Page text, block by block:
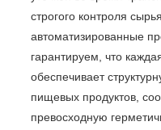
строгого контроля
автоматизированные
гарантируем, что
обеспечивает
пищевых продуктов,
превосходную